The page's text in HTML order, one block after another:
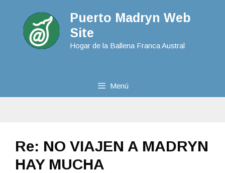
Puerto Madryn Web
Site
Hogar de la Ballena Franca Austral
Menú
Re: NO VIAJEN A MADRYN
HAY MUCHA